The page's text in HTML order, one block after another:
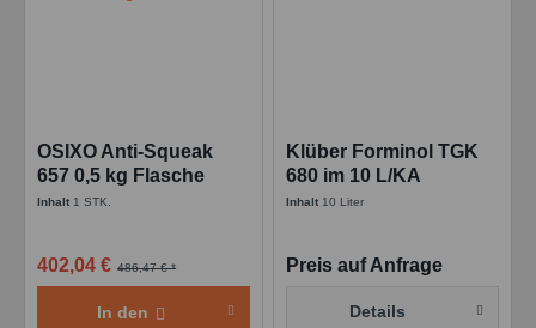
OSIXO Anti-Squeak
657 0,5 kg Flasche
Inhalt 1 STK.
486,47 € *
402,04 €
In den
Klüber Forminol TGK
680 im 10 L/KA
Montagehilfsmittel
Inhalt 10 Liter
Preis auf Anfrage
Details